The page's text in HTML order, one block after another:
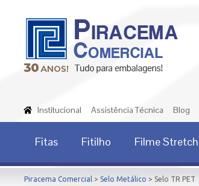
Institucional Assistência Técnica Blog
Fitas Fitilho Filme Stretch
Piracema Comercial > Selo Metálico > Selo TR PET